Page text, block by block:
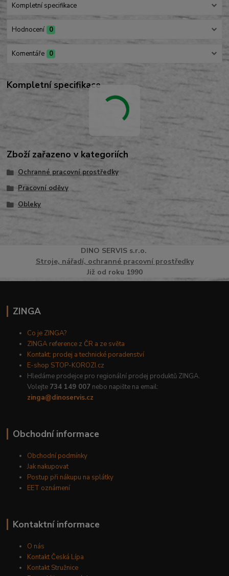
Kompletní specifikace
Hodnocení 0
Komentáře 0
Kompletní specifikace
Zboží zařazeno v kategoriích
Ochranné pracovní prostředky
Pracovní oděvy
Obleky
DINO SERVISs.r.o.
Stroje, nářadí, ochranné pracovní prostředky
Již od roku 1990
ZINGA
Co je ZINGA?
ZINGA reference z ČR a ze světa
Kontakt: prodej a technické poradenství
E-shop STOP-KOROZI.cz
Hledáme prodejce pro regionální prodej produktů ZINGA.
Volejte 734 149 007 nebo napište na email:
zinga@dinoservis.cz
Obchodní informace
Obchodní podmínky
Jak nakupovat
Postup při nákupu na splátky
EET oznámení
Kontaktní informace
O nás
Kontakt Česká Lípa
Kontakt Stružnice